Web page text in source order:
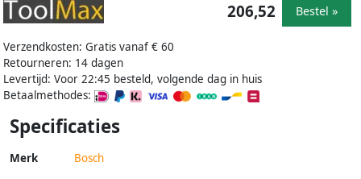
Verzendkosten: Gratis vanaf € 60
Retourneren: 14 dagen
Levertijd: Voor 22:45 besteld, volgende dag in huis
Betaalmethodes:
206,52 Bestel »
Specificaties
Merk Bosch